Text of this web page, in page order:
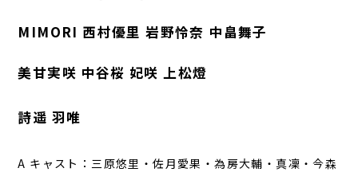
MIMORI 西村優里 岩野怜奈 中畠舞子
美甘実咲 中谷桜 妃咲 上松燈
A キャスト：三原悠里・佐月愛果・為房大輔・真凜・今森